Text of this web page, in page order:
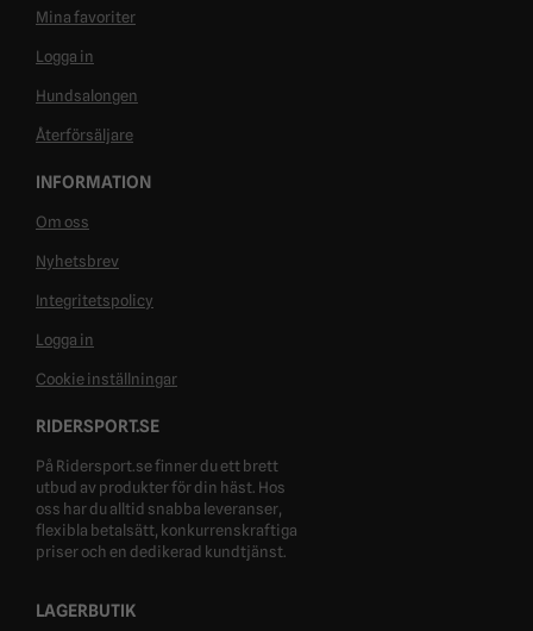
Mina favoriter
Logga in
Hundsalongen
Återförsäljare
INFORMATION
Om oss
Nyhetsbrev
Integritetspolicy
Logga in
Cookie inställningar
RIDERSPORT.SE
På Ridersport.se finner du ett brett
utbud av produkter för din häst. Hos
oss har du alltid snabba leveranser,
flexibla betalsätt, konkurrenskraftiga
priser och en dedikerad kundtjänst.
LAGERBUTIK